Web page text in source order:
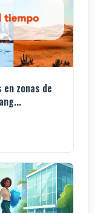
zonas de